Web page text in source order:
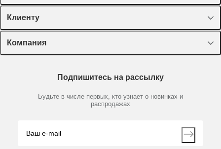
Спецпредложения
Оборудование, приборы
Пластик, стекло, принадлежности
Химические реактивы, препараты, наборы
Производители
Клиенту
Лекторий Диаэм
Доставка и оплата
Мобильное приложение
Компания
Партнеры
Контакты
Подпишитесь на рассылку
Будьте в числе первых, кто узнает о новинках и
распродажах